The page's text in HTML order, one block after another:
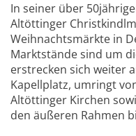
In seiner über
Altöttinger
Weihnachtsmärkte in
Marktstände sind um
erstrecken sich weiter
Kapellplatz, umringt
Altöttinger Kirchen
den äußeren Rahmen